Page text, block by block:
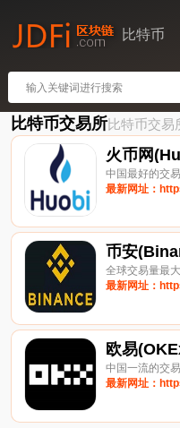
比特币
比特币交易所比特币交易
火币网
中国最好的交
最新网址：
币安
全球交易量最
最新网址：
欧易
中国一流的交
最新网址：